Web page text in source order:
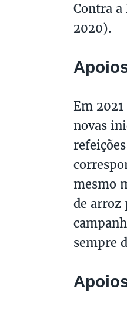
Contra a
2020).
Em
novas
mesmo
de arroz
sempre